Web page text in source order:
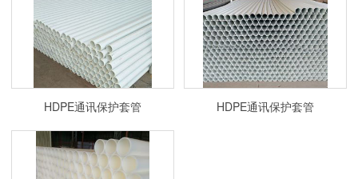
HDPE通讯保护套管 HDPE通讯保护套管